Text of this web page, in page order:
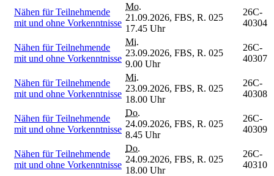
Nähen für Teilnehmende
mit und ohne Vorkenntnisse
Mo.
21.09.2026,
17.45 Uhr
FBS, R. 025
26C-
40304
Nähen für Teilnehmende
mit und ohne Vorkenntnisse
Mi.
23.09.2026,
9.00 Uhr
FBS, R. 025
26C-
40307
Nähen für Teilnehmende
mit und ohne Vorkenntnisse
Mi.
23.09.2026,
18.00 Uhr
FBS, R. 025
26C-
40308
Nähen für Teilnehmende
mit und ohne Vorkenntnisse
Do.
24.09.2026,
8.45 Uhr
FBS, R. 025
26C-
40309
Nähen für Teilnehmende
mit und ohne Vorkenntnisse
Do.
24.09.2026,
18.00 Uhr
FBS, R. 025
26C-
40310